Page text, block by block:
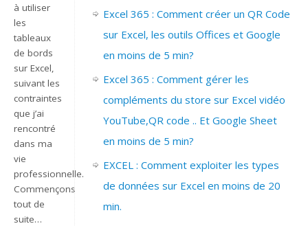
à utiliser
les
tableaux
de bords
sur Excel,
suivant les
contraintes
que j’ai
rencontré
dans ma
vie
professionnelle.
Commençons
tout de
suite…
Excel 365 : Comment créer un QR Code
sur Excel, les outils Offices et Google
en moins de 5 min?
Excel 365 : Comment gérer les
compléments du store sur Excel vidéo
YouTube,QR code .. Et Google Sheet
en moins de 5 min?
EXCEL : Comment exploiter les types
de données sur Excel en moins de 20
min.